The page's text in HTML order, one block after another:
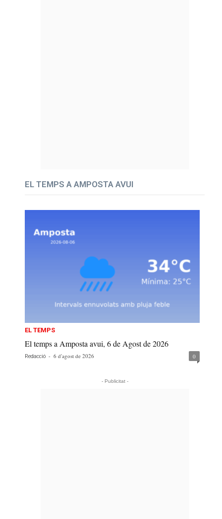
EL TEMPS A AMPOSTA AVUI
EL TEMPS
El temps a Amposta avui, 6 de Agost de 2026
Redacció - 6 d'agost de 2026 0
- Publicitat -